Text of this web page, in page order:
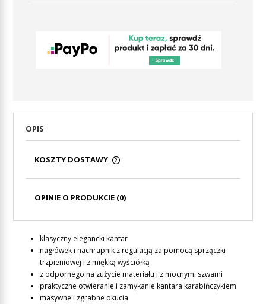
OPIS
KOSZTY DOSTAWY
PŁATNOŚCI
OPINIE O PRODUKCIE (0)
klasyczny elegancki kantar
nagłówek i nachrapnik z regulacją za pomocą sprzączki
trzpieniowej i z miękką wyściółką
z odpornego na zużycie materiału i z mocnymi szwami
praktyczne otwieranie i zamykanie kantara karabińczykiem
masywne i zgrabne okucia